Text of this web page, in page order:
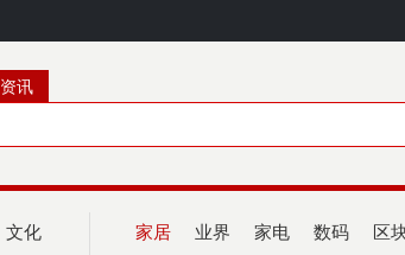
资讯
文化 家居 业界 家电 数码 区